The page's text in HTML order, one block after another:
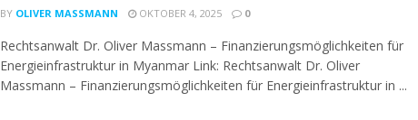
BY OLIVER MASSMANN OKTOBER 4, 2025 0
Rechtsanwalt Dr. Oliver Massmann – Finanzierungsmöglichkeiten für
Energieinfrastruktur in Myanmar Link: Rechtsanwalt Dr. Oliver
Massmann – Finanzierungsmöglichkeiten für Energieinfrastruktur in ...